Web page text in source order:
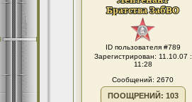
ID пользователя #789
Зарегистрирован: 11.10.07 :
11:28
Сообщений: 2670
ПООЩРЕНИЙ: 103